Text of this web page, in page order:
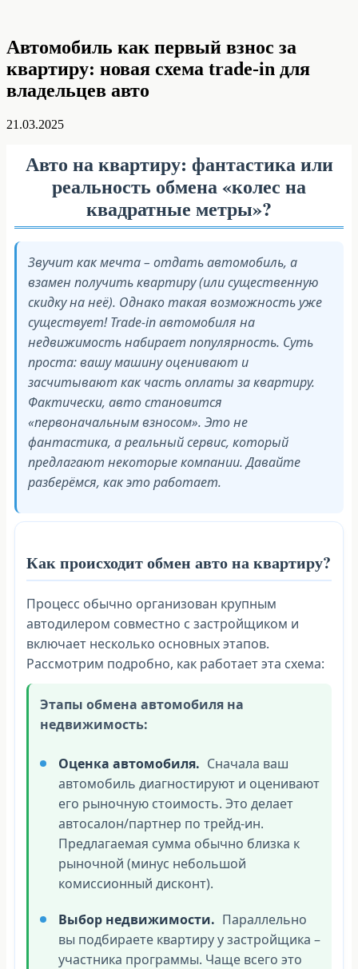
Автомобиль как первый взнос за
квартиру: новая схема trade-in для
владельцев авто
21.03.2025
Авто на квартиру: фантастика или
реальность обмена «колес на
квадратные метры»?
Звучит как мечта – отдать автомобиль, а
взамен получить квартиру (или существенную
скидку на неё). Однако такая возможность уже
существует! Trade-in автомобиля на
недвижимость набирает популярность. Суть
проста: вашу машину оценивают и
засчитывают как часть оплаты за квартиру.
Фактически, авто становится
«первоначальным взносом». Это не
фантастика, а реальный сервис, который
предлагают некоторые компании. Давайте
разберёмся, как это работает.
Как происходит обмен авто на квартиру?
Процесс обычно организован крупным
автодилером совместно с застройщиком и
включает несколько основных этапов.
Рассмотрим подробно, как работает эта схема:
Этапы обмена автомобиля на
недвижимость:
Оценка автомобиля. Сначала ваш
автомобиль диагностируют и оценивают
его рыночную стоимость. Это делает
автосалон/партнер по трейд-ин.
Предлагаемая сумма обычно близка к
рыночной (минус небольшой
комиссионный дисконт).
Выбор недвижимости. Параллельно
вы подбираете квартиру у застройщика –
участника программы. Чаще всего это